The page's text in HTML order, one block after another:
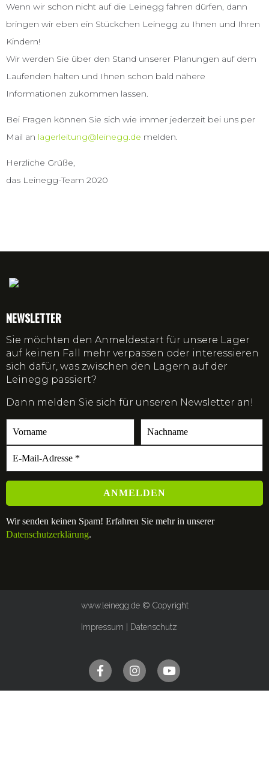
Wenn wir schon nicht auf die Leinegg fahren dürfen, dann
bringen wir eben ein Stückchen Leinegg zu Ihnen und Ihren
Kindern!
Wir werden Sie über den Stand unserer Planungen auf dem
Laufenden halten und Ihnen schon bald nähere
Informationen zukommen lassen.
Bei Fragen können Sie sich wie immer jederzeit bei uns per
Mail an lagerleitung@leinegg.de melden.
Herzliche Grüße,
das Leinegg-Team 2020
NEWSLETTER
Sie möchten den Anmeldestart für unsere Lager
auf keinen Fall mehr verpassen oder interessieren
sich dafür, was zwischen den Lagern auf der
Leinegg passiert?
Dann melden Sie sich für unseren Newsletter an!
Wir senden keinen Spam! Erfahren Sie mehr in unserer
Datenschutzerklärung.
www.leinegg.de © Copyright
Impressum Datenschutz